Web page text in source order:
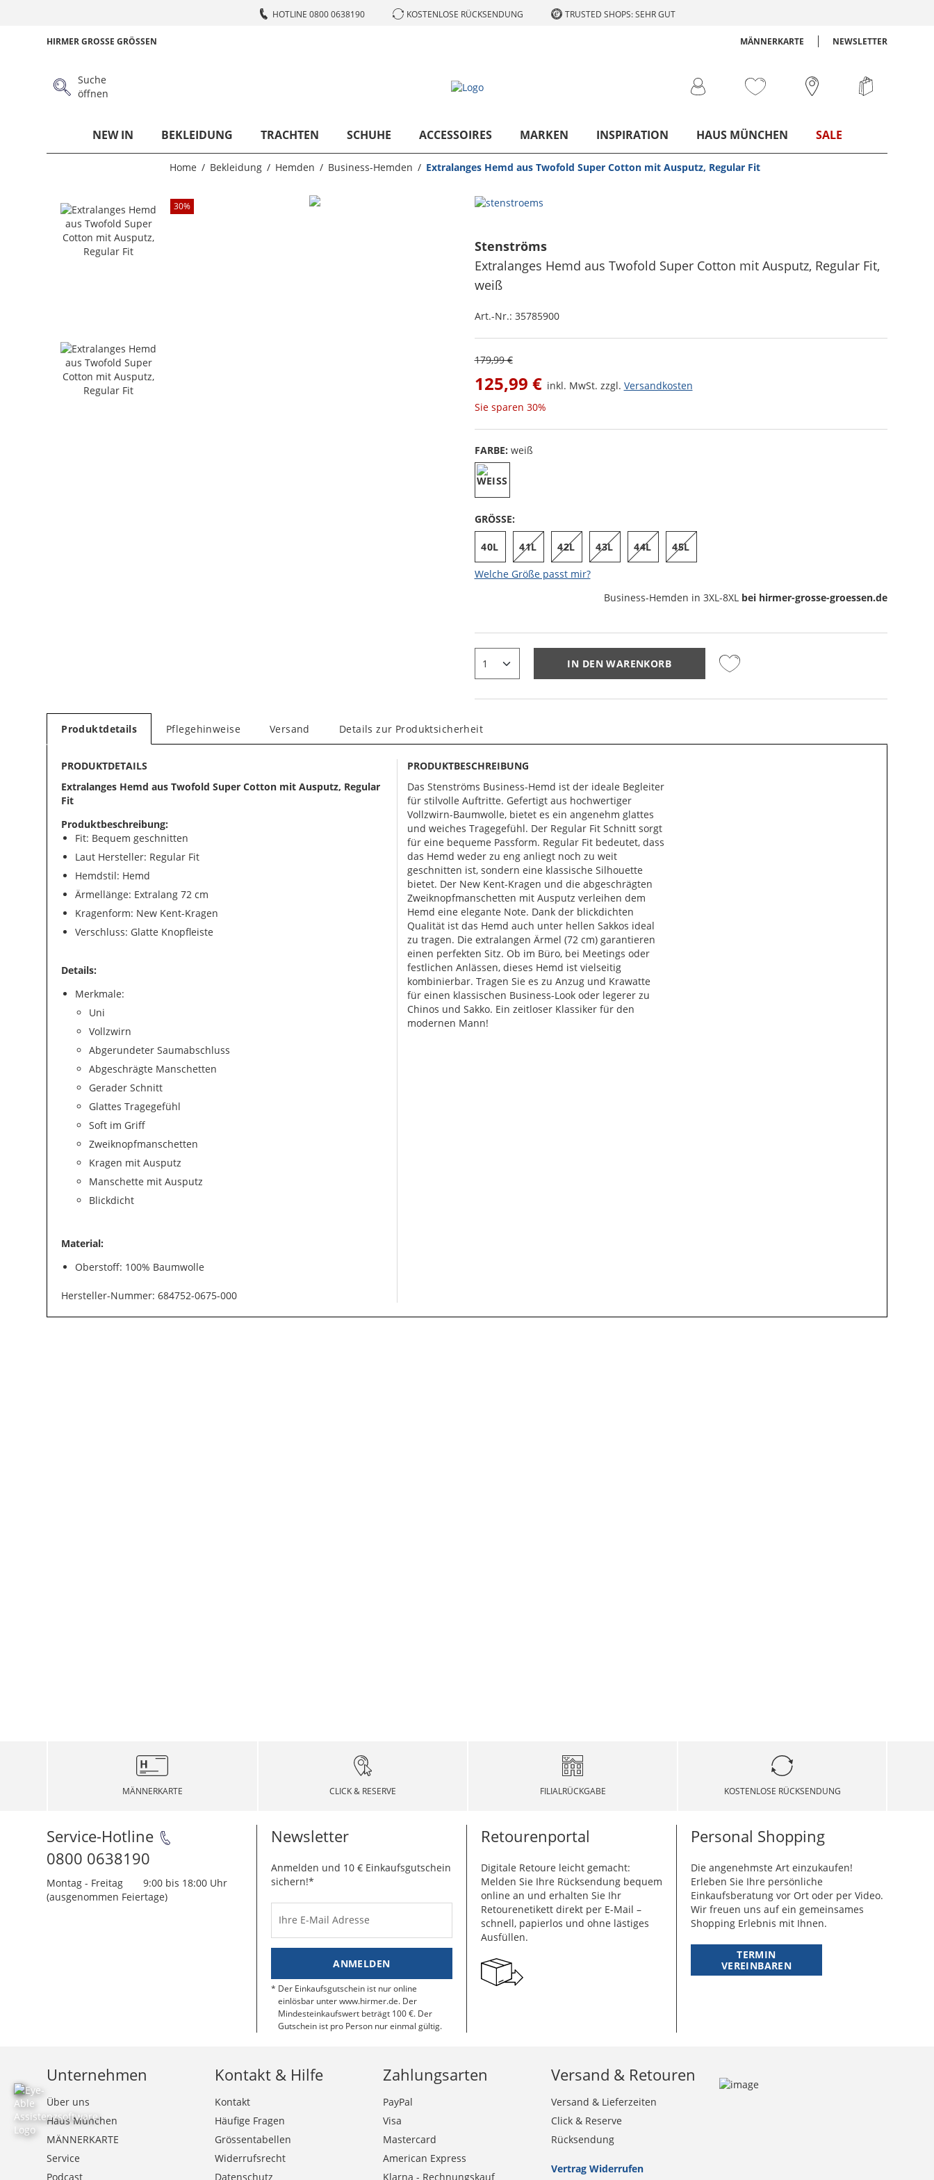
HOTLINE 0800 0638190 KOSTENLOSE RÜCKSENDUNG TRUSTED SHOPS: SEHR GUT
HIRMER GROSSE GRÖSSEN MÄNNERKARTE NEWSLETTER
Suche
öffnen
NEW IN BEKLEIDUNG TRACHTEN SCHUHE ACCESSOIRES MARKEN INSPIRATION HAUS MÜNCHEN SALE
Home Bekleidung Hemden Business-Hemden Extralanges Hemd aus Twofold Super Cotton mit Ausputz, Regular Fit
30%
Stenströms
Extralanges Hemd aus Twofold Super Cotton mit Ausputz, Regular Fit,
weiß
Art.-Nr.: 35785900
179,99 €
125,99 € inkl. MwSt. zzgl. Versandkosten
Sie sparen 30%
FARBE: weiß
GRÖSSE:
40L 41L 42L 43L 44L 45L
Welche Größe passt mir?
Business-Hemden in 3XL-8XL bei hirmer-grosse-groessen.de
IN DEN WARENKORB
Produktdetails Pflegehinweise Versand Details zur Produktsicherheit
PRODUKTDETAILS
Extralanges Hemd aus Twofold Super Cotton mit Ausputz, Regular
Fit
Produktbeschreibung:
Fit: Bequem geschnitten
Laut Hersteller: Regular Fit
Hemdstil: Hemd
Ärmellänge: Extralang 72 cm
Kragenform: New Kent-Kragen
Verschluss: Glatte Knopfleiste
Details:
Merkmale:
Uni
Vollzwirn
Abgerundeter Saumabschluss
Abgeschrägte Manschetten
Gerader Schnitt
Glattes Tragegefühl
Soft im Griff
Zweiknopfmanschetten
Kragen mit Ausputz
Manschette mit Ausputz
Blickdicht
Material:
Oberstoff: 100% Baumwolle
Hersteller-Nummer: 684752-0675-000
PRODUKTBESCHREIBUNG
Das Stenströms Business-Hemd ist der ideale Begleiter
für stilvolle Auftritte. Gefertigt aus hochwertiger
Vollzwirn-Baumwolle, bietet es ein angenehm glattes
und weiches Tragegefühl. Der Regular Fit Schnitt sorgt
für eine bequeme Passform. Regular Fit bedeutet, dass
das Hemd weder zu eng anliegt noch zu weit
geschnitten ist, sondern eine klassische Silhouette
bietet. Der New Kent-Kragen und die abgeschrägten
Zweiknopfmanschetten mit Ausputz verleihen dem
Hemd eine elegante Note. Dank der blickdichten
Qualität ist das Hemd auch unter hellen Sakkos ideal
zu tragen. Die extralangen Ärmel (72 cm) garantieren
einen perfekten Sitz. Ob im Büro, bei Meetings oder
festlichen Anlässen, dieses Hemd ist vielseitig
kombinierbar. Tragen Sie es zu Anzug und Krawatte
für einen klassischen Business-Look oder legerer zu
Chinos und Sakko. Ein zeitloser Klassiker für den
modernen Mann!
MÄNNERKARTE CLICK & RESERVE FILIALRÜCKGABE KOSTENLOSE RÜCKSENDUNG
Service-Hotline
0800 0638190
Montag - Freitag
9:00 bis 18:00 Uhr
(ausgenommen Feiertage)
Newsletter
Anmelden und 10 € Einkaufsgutschein
sichern!*
Ihre E-Mail Adresse
ANMELDEN
Der Einkaufsgutschein ist nur online
einlösbar unter www.hirmer.de. Der
Mindesteinkaufswert beträgt 100 €. Der
Gutschein ist pro Person nur einmal gültig.
Retourenportal
Digitale Retoure leicht gemacht:
Melden Sie Ihre Rücksendung bequem
online an und erhalten Sie Ihr
Retourenetikett direkt per E-Mail –
schnell, papierlos und ohne lästiges
Ausfüllen.
Personal Shopping
Die angenehmste Art einzukaufen!
Erleben Sie Ihre persönliche
Einkaufsberatung vor Ort oder per Video.
Wir freuen uns auf ein gemeinsames
Shopping Erlebnis mit Ihnen.
TERMIN
VEREINBAREN
Unternehmen
Über uns
Haus München
MÄNNERKARTE
Service
Podcast
Kontakt & Hilfe
Kontakt
Häufige Fragen
Grössentabellen
Widerrufsrecht
Datenschutz
Zahlungsarten
PayPal
Visa
Mastercard
American Express
Klarna - Rechnungskauf
Versand & Retouren
Versand & Lieferzeiten
Click & Reserve
Rücksendung
Vertrag Widerrufen